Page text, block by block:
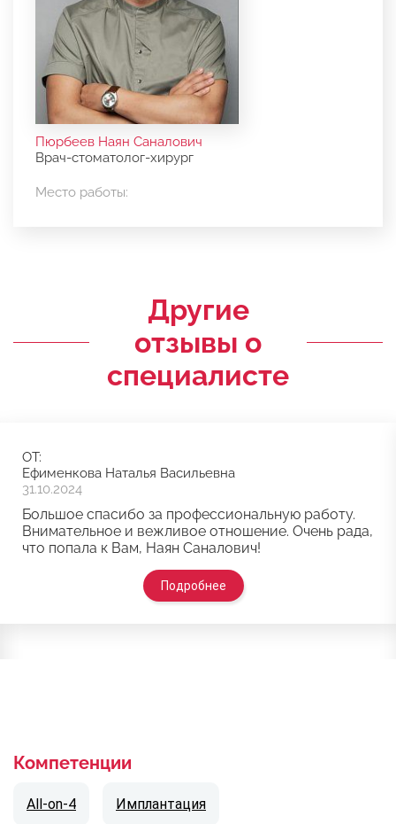
Пюрбеев Наян Саналович
Врач-стоматолог-хирург
Место работы:
Другие
отзывы о
специалисте
ОТ:
Ефименкова Наталья Васильевна
31.10.2024
Большое спасибо за профессиональную работу.
Внимательное и вежливое отношение. Очень рада,
что попала к Вам, Наян Саналович!
Подробнее
Компетенции
All-on-4 Имплантация